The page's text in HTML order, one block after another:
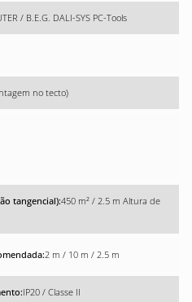
/ B.E.G. DALI-SYS PC-Tools
no tecto)
450 m² / 2.5 m Altura de
2 m / 10 m / 2.5 m
IP20 / Classe II